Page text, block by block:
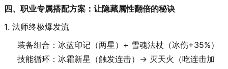
四、职业专属搭配方案：让隐藏属性翻倍的秘诀
1. 法师终极爆发流
装备组合：冰蓝印记（两星）+ 雪魂法杖（冰伤+35%）
技能循环：冰霜新星（触发连击）→ 灭天火（吃连击加